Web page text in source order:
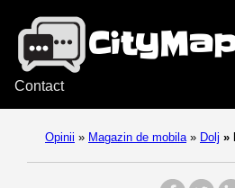
Contact
Opinii » Magazin de mobila » Dolj »